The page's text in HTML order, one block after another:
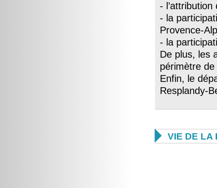
-
- la
Provence-
- la
De plus, les
périmètre
Enfin, le
Resplandy-
 VIE DE LA